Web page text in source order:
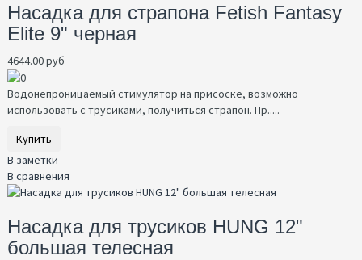
Насадка для страпона Fetish Fantasy
Elite 9" черная
4644.00 руб
Водонепроницаемый стимулятор на присоске, возможно
использовать с трусиками, получиться страпон. Пр.....
Купить
В заметки
В сравнения
Насадка для трусиков HUNG 12"
большая телесная